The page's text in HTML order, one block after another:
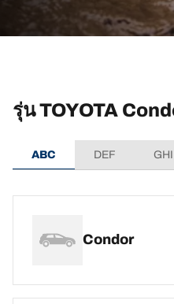
รุ่น TOYOTA
ABC DEF GHI
Condor